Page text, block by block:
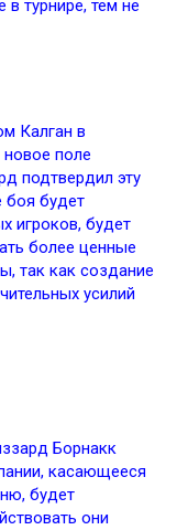
турнире, тем не
Калган в
поле
подтвердил эту
боя будет
игроков, будет
более ценные
так как создание
усилий
Борнакк
касающееся
будет
они